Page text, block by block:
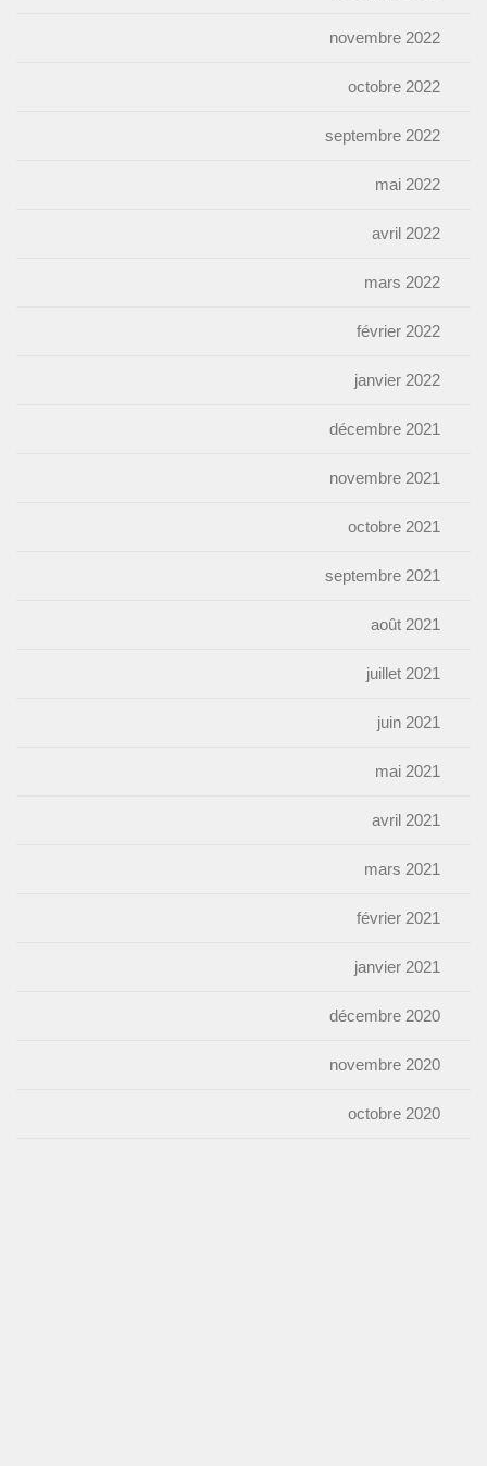
novembre 2022
octobre 2022
septembre 2022
mai 2022
avril 2022
mars 2022
février 2022
janvier 2022
décembre 2021
novembre 2021
octobre 2021
septembre 2021
août 2021
juillet 2021
juin 2021
mai 2021
avril 2021
mars 2021
février 2021
janvier 2021
décembre 2020
novembre 2020
octobre 2020